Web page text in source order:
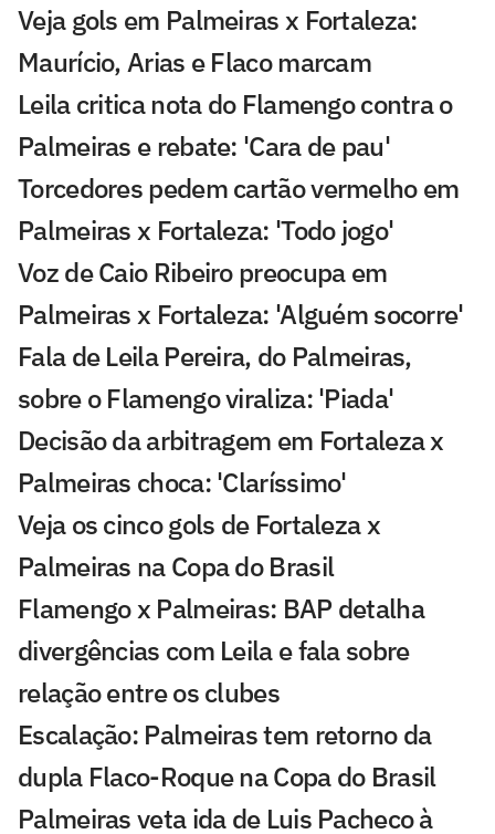
Veja gols em Palmeiras x Fortaleza:
Maurício, Arias e Flaco marcam
Leila critica nota do Flamengo contra o
Palmeiras e rebate: 'Cara de pau'
Torcedores pedem cartão vermelho em
Palmeiras x Fortaleza: 'Todo jogo'
Voz de Caio Ribeiro preocupa em
Palmeiras x Fortaleza: 'Alguém socorre'
Fala de Leila Pereira, do Palmeiras,
sobre o Flamengo viraliza: 'Piada'
Decisão da arbitragem em Fortaleza x
Palmeiras choca: 'Claríssimo'
Veja os cinco gols de Fortaleza x
Palmeiras na Copa do Brasil
Flamengo x Palmeiras: BAP detalha
divergências com Leila e fala sobre
relação entre os clubes
Escalação: Palmeiras tem retorno da
dupla Flaco-Roque na Copa do Brasil
Palmeiras veta ida de Luis Pacheco à